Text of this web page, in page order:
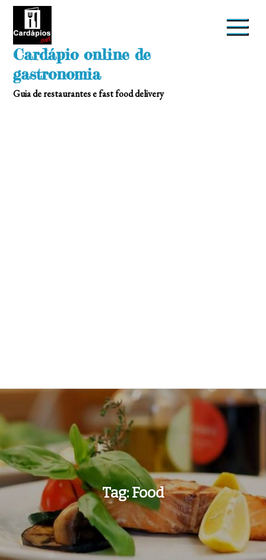
Skip
Cardápio online de
gastronomia
Guia de restaurantes e fast food delivery
Tag: Food